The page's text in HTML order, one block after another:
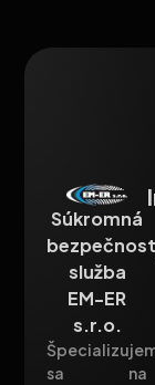
Súkromná
služba
EM-ER
s.r.o.
sa na